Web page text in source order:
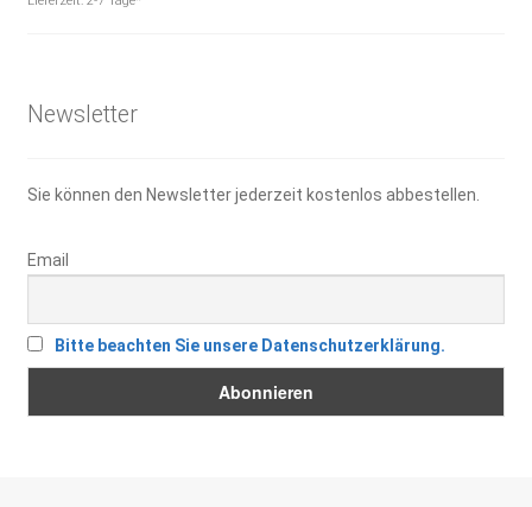
Newsletter
Sie können den Newsletter jederzeit kostenlos abbestellen.
Email
Bitte beachten Sie unsere Datenschutzerklärung.